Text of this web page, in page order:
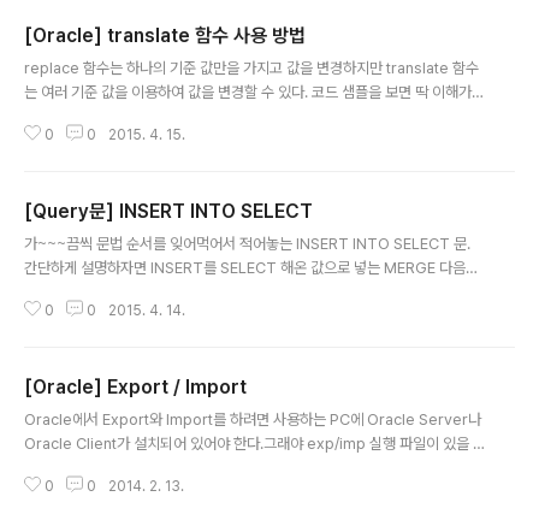
들이 나오는데 봐서 안 쓰는 것들은 수동으로 없애주면 된다. 없애는 방법은 아
래와 같다. ALTER SYSTEM KILL SESSION 'session ID, 시리얼번호'; 이
런 식으로 하나씩 킬해주는..
[Oracle] translate 함수 사용 방법
replace 함수는 하나의 기준 값만을 가지고 값을 변경하지만 translate 함수
는 여러 기준 값을 이용하여 값을 변경할 수 있다. 코드 샘플을 보면 딱 이해가
87573', '0123456789', '０１２３４５６７８９' ) 이렇게 사용하면 원래
0 0 2015. 4. 15.
[Query문] INSERT INTO SELECT
가~~~끔씩 문법 순서를 잊어먹어서 적어놓는 INSERT INTO SELECT 문.
간단하게 설명하자면 INSERT를 SELECT 해온 값으로 넣는 MERGE 다음으
SELECT COLUMN1, COLUMN2, COLUMN3, COLUMN4 FROM SEL
고 넣어줄 데이터가 될.SELECT_TABLE_NAME : 가져올 데이터가 있는 테이
블명WHERE~ : WHERE절은 있어도 되고 없어도 되지만 테이블을 통째로 복
사할 거 아니면 쓴다고..
0 0 2015. 4. 14.
[Oracle] Export / Import
Oracle에서 Export와 Import를 하려면 사용하는 PC에 Oracle Server나
Oracle Client가 설치되어 있어야 한다.그래야 exp/imp 실행 파일이 있을 것
OWNER_USER_ID file='FILE_PATH'대문자로만 쓰여진 부분은 Oracle 환
0 0 2014. 2. 13.